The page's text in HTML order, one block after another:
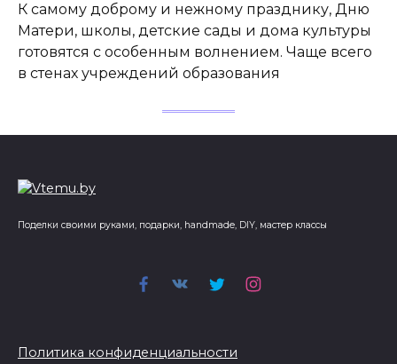
К самому доброму и нежному празднику, Дню
Матери, школы, детские сады и дома культуры
готовятся с особенным волнением. Чаще всего
в стенах учреждений образования
Поделки своими руками, подарки, handmade, DIY, мастер классы
Политика конфиденциальности